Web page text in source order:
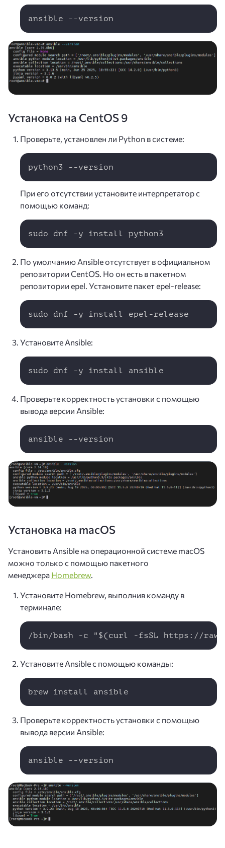
ansible --version
Установка на CentOS 9
Проверьте, установлен ли Python в системе:
python3 --version
При его отсутствии установите интерпретатор с
помощью команд:
sudo dnf -y install python3
По умолчанию Ansible отсутствует в официальном
репозитории CentOS. Но он есть в пакетном
репозитории epel. Установите пакет epel-release:
sudo dnf -y install epel-release
Установите Ansible:
sudo dnf -y install ansible
Проверьте корректность установки с помощью
вывода версии Ansible:
ansible --version
Установка на macOS
Установить Ansible на операционной системе macOS
можно только с помощью пакетного
менеджера Homebrew.
Установите Homebrew, выполнив команду в
терминале:
/bin/bash -c "$(curl -fsSL https://
Установите Ansible с помощью команды:
brew install ansible
Проверьте корректность установки с помощью
вывода версии Ansible:
ansible --version